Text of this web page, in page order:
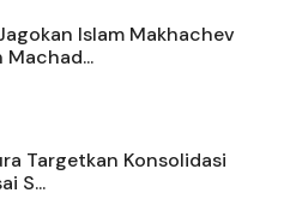
Islam Makhachev
Machad...
Targetkan Konsolidasi
S...